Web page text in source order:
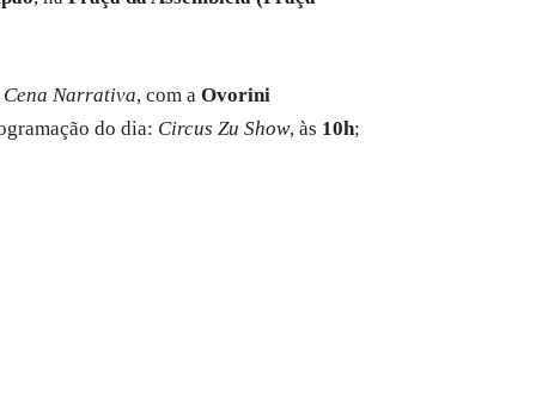
Cena Narrativa, com a Ovorini
do dia: Circus Zu Show, às 10h;